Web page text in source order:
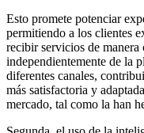
Esto promete potenciar
permitiendo a los clientes
recibir servicios de
independientemente de la
diferentes canales,
más satisfactoria y
mercado, tal como la han